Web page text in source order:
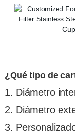
¿Qué tipo de
1. Diámetro
2. Diámetro
3.